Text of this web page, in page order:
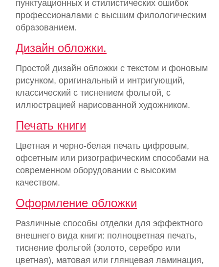
пунктуационных и стилистических ошибок
профессионалами с высшим филологическим
образованием.
Дизайн обложки.
Простой дизайн обложки с текстом и фоновым
рисунком, оригинальный и интригующий,
классический с тиснением фольгой, с
иллюстрацией нарисованной художником.
Печать книги
Цветная и черно-белая печать цифровым,
офсетным или ризографическим способами на
современном оборудовании с высоким
качеством.
Оформление обложки
Различные способы отделки для эффектного
внешнего вида книги: полноцветная печать,
тиснение фольгой (золото, серебро или
цветная), матовая или глянцевая ламинация,